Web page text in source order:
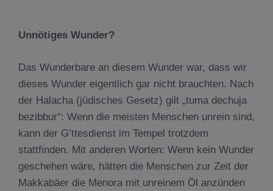
Unnötiges Wunder?
Das Wunderbare an diesem Wunder war, dass wir
dieses Wunder eigentlich gar nicht brauchten. Nach
der Halacha (jüdisches Gesetz) gilt „tuma dechuja
bezibbur“: Wenn die meisten Menschen unrein sind,
kann der G’ttesdienst im Tempel trotzdem
stattfinden. Mit anderen Worten: Wenn kein Wunder
geschehen wäre, hätten die Menschen zur Zeit der
Makkabäer die Menora mit unreinem Öl anzünden